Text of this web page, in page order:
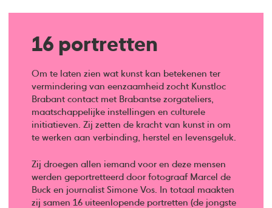
16 portretten
Om te laten zien wat kunst kan betekenen ter
vermindering van eenzaamheid zocht Kunstloc
Brabant contact met Brabantse zorgateliers,
maatschappelijke instellingen en culturele
initiatieven. Zij zetten de kracht van kunst in om
te werken aan verbinding, herstel en levensgeluk.
Zij droegen allen iemand voor en deze mensen
werden geportretteerd door fotograaf Marcel de
Buck en journalist Simone Vos. In totaal maakten
zij samen 16 uiteenlopende portretten (de jongste